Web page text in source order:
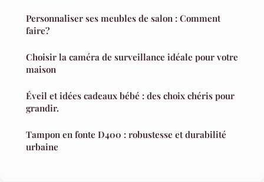
Personnaliser ses meubles de salon : Comment
faire?
Choisir la caméra de surveillance idéale pour votre
maison
Éveil et idées cadeaux bébé : des choix chéris pour
grandir.
Tampon en fonte D400 : robustesse et durabilité
urbaine